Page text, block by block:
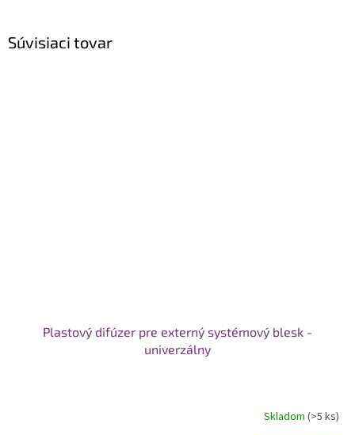
Súvisiaci tovar
Plastový difúzer pre externý systémový blesk -
univerzálny
Skladom (>5 ks)